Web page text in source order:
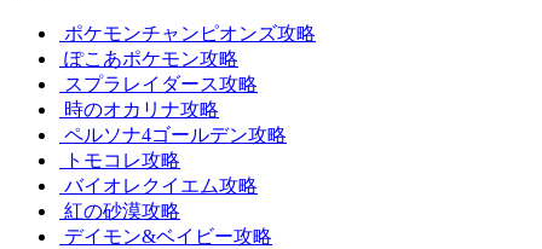
ポケモンチャンピオンズ攻略
ぽこあポケモン攻略
スプラレイダース攻略
時のオカリナ攻略
ペルソナ4ゴールデン攻略
トモコレ攻略
バイオレクイエム攻略
紅の砂漠攻略
デイモン&ベイビー攻略